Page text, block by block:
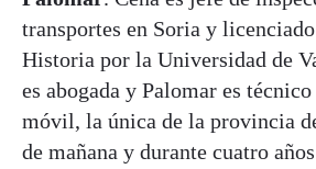
transportes en Soria y
Historia por la Universidad de
es abogada y Palomar es
móvil, la única de la provincia
de mañana y durante cuatro